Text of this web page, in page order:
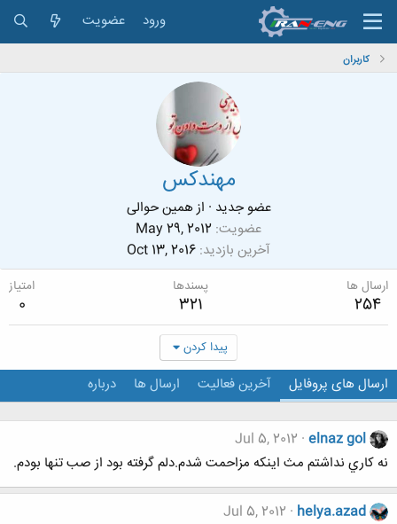
ورود عضویت
کاربران
مهندکس
عضو جدید · ازهمین حوالی
عضویت May 29, 2012
آخرین بازدید Oct 13, 2016
ارسال ها
254
پسندها
321
امتیاز
0
پیدا کردن
ارسال های پروفایل آخرین فعالیت ارسال ها درباره
elnaz gol
Jul 5, 2012
نه كاري نداشتم مث اينكه مزاحمت شدم.دلم گرفته بود از صب تنها بودم.
helya.azad
Jul 5, 2012